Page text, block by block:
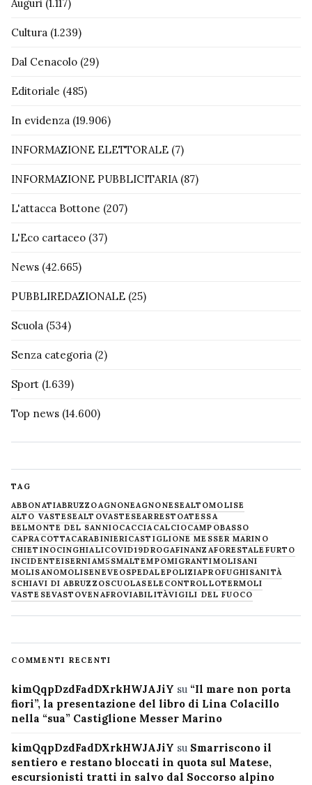
Auguri (1.117)
Cultura (1.239)
Dal Cenacolo (29)
Editoriale (485)
In evidenza (19.906)
INFORMAZIONE ELETTORALE (7)
INFORMAZIONE PUBBLICITARIA(87)
L'attacca Bottone (207)
L'Eco cartaceo (37)
News (42.665)
PUBBLIREDAZIONALE (25)
Scuola (534)
Senza categoria (2)
Sport (1.639)
Top news (14.600)
TAG
ABBONATIABRUZZOAGNONEAGNONESEALTOMOLISE
ALTO VASTESEALTOVASTESEARRESTOATESSA
BELMONTE DEL SANNIOCACCIACALCIOCAMPOBASSO
CAPRACOTTACARABINIERICASTIGLIONE MESSER MARINO
CHIETINOCINGHIALICOVID19DROGAFINANZAFORESTALE FURTO
INCIDENTEISERNIAM5SMALTEMPOMIGRANTIMOLISANI
MOLISANOMOLISENEVE OSPEDALEPOLIZIAPROFUGHISANITÀ
SCHIAVI DI ABRUZZOSCUOLASELECONTROLLOTERMOLI
VASTESEVASTOVENAFROVIABILITÀVIGILI DEL FUOCO
COMMENTI RECENTI
kimQqpDzdFadDXrkHWJAJiY su “Il mare non porta
fiori”, la presentazione del libro di Lina Colacillo
nella “sua” Castiglione Messer Marino
kimQqpDzdFadDXrkHWJAJiY su Smarriscono il
sentiero e restano bloccati in quota sul Matese,
escursionisti tratti in salvo dal Soccorso alpino